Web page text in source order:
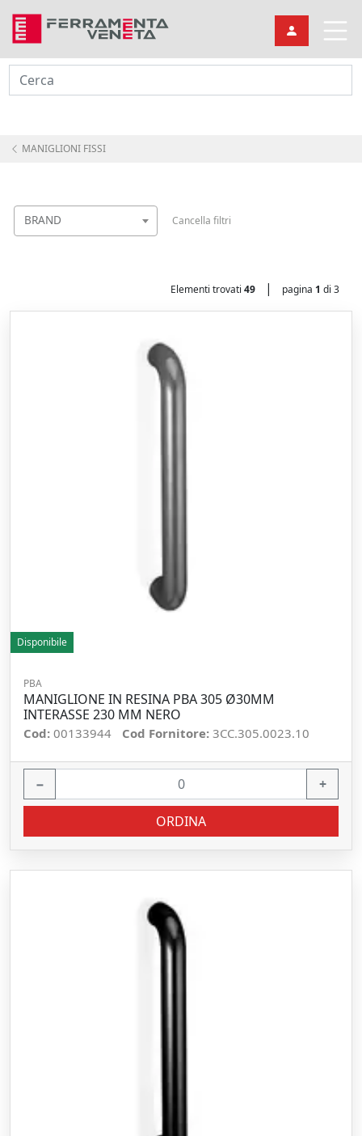
Cerca
MANIGLIONI FISSI
BRAND Cancella filtri
Elementi trovati 49 | pagina 1 di 3
Disponibile
PBA
MANIGLIONE IN RESINA PBA 305 Ø30MM
INTERASSE 230 MM NERO
Cod: 00133944 Cod Fornitore: 3CC.305.0023.10
− +
ORDINA